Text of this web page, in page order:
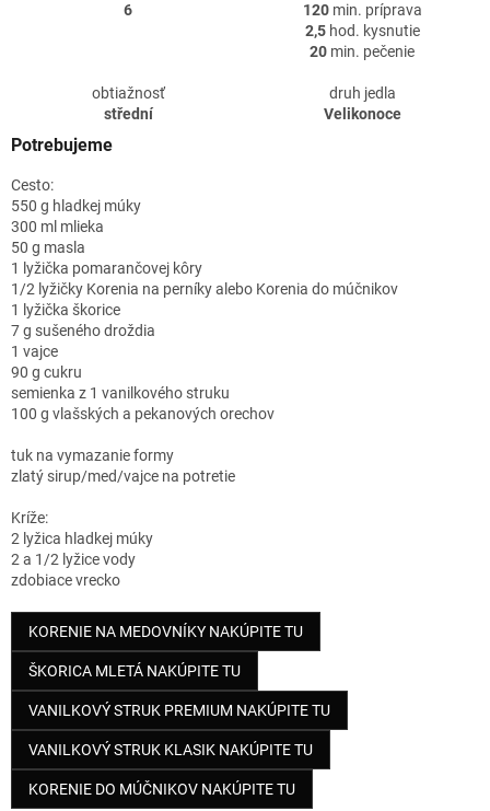
6
120min. príprava
2,5hod. kysnutie
20 min. pečenie
obtiažnosť
střední
druh jedla
Velikonoce
Potrebujeme
Cesto:
550 g hladkej múky
300 ml mlieka
50 g masla
1 lyžička pomarančovej kôry
1/2 lyžičky Korenia na perníky alebo Korenia do múčnikov
1 lyžička škorice
7 g sušeného droždia
1 vajce
90 g cukru
semienka z 1 vanilkového struku
100 g vlašských a pekanových orechov
tuk na vymazanie formy
zlatý sirup/med/vajce na potretie
Kríže:
2 lyžica hladkej múky
2 a 1/2 lyžice vody
zdobiace vrecko
KORENIE NA MEDOVNÍKY NAKÚPITE TU
ŠKORICA MLETÁ NAKÚPITE TU
VANILKOVÝ STRUK PREMIUM NAKÚPITE TU
VANILKOVÝ STRUK KLASIK NAKÚPITE TU
KORENIE DO MÚČNIKOV NAKÚPITE TU